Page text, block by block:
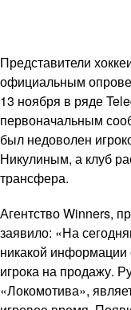
Представители
официальным
13 ноября в ряде
первоначальным
был недоволен
Никулиным, а клуб
трансфера.
Агентство Winners,
заявило: «На
никакой
игрока на продажу.
«Локомотива»,